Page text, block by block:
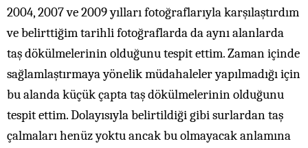
2004, 2007 ve 2009 yılları fotoğraflarıyla karşılaştırdım
ve belirttiğim tarihli fotoğraflarda da aynı alanlarda
taş dökülmelerinin olduğunu tespit ettim. Zaman içinde
sağlamlaştırmaya yönelik müdahaleler yapılmadığı için
bu alanda küçük çapta taş dökülmelerinin olduğunu
tespit ettim. Dolayısıyla belirtildiği gibi surlardan taş
çalmaları henüz yoktu ancak bu olmayacak anlamına